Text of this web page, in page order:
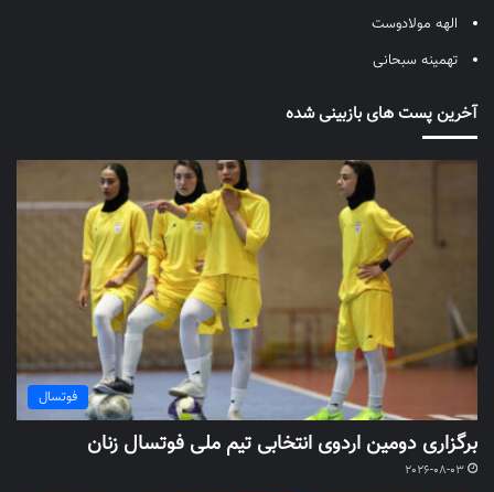
الهه مولادوست
تهمینه سبحانی
آخرین پست های بازبینی شده
فوتسال
برگزاری دومین اردوی انتخابی تیم ملی فوتسال زنان
2026-08-03